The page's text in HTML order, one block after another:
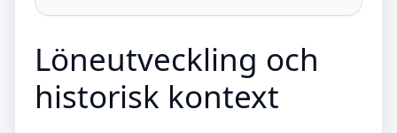
Löneutveckling och
historisk kontext